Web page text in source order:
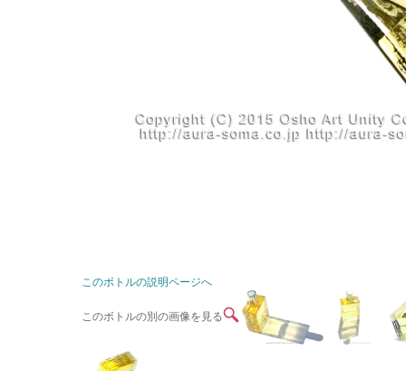
このボトルの説明ページへ
このボトルの別の画像を見る